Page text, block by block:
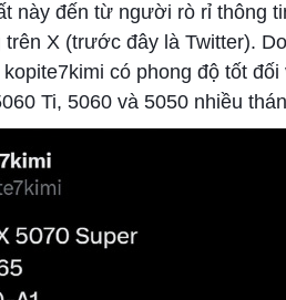
này đến từ người rò rỉ thông
trên X (trước đây là Twitter).
có phong độ tốt
Ti, 5060 và 5050 nhiều